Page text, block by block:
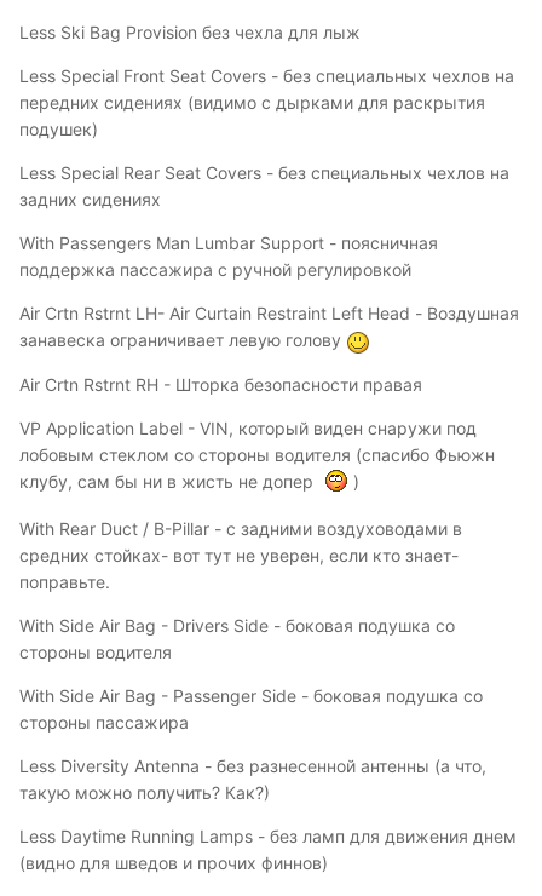
Less Ski Bag Provision без чехла для лыж
Less Special Front Seat Covers - без специальных чехлов на
передних сидениях (видимо с дырками для раскрытия
подушек)
Less Special Rear Seat Covers - без специальных чехлов на
задних сидениях
With Passengers Man Lumbar Support - поясничная
поддержка пассажира с ручной регулировкой
Air Crtn Rstrnt LH- Air Curtain Restraint Left Head - Воздушная
занавеска ограничивает левую голову
Air Crtn Rstrnt RH - Шторка безопасности правая
VP Application Label - VIN, который виден снаружи под
лобовым стеклом со стороны водителя (спасибо Фьюжн
клубу, сам бы ни в жисть не допер
)
With Rear Duct / B-Pillar - с задними воздуховодами в
средних стойках- вот тут не уверен, если кто знает-
поправьте.
With Side Air Bag - Drivers Side - боковая подушка со
стороны водителя
With Side Air Bag - Passenger Side - боковая подушка со
стороны пассажира
Less Diversity Antenna - без разнесенной антенны (а что,
такую можно получить? Как?)
Less Daytime Running Lamps - без ламп для движения днем
(видно для шведов и прочих финнов)